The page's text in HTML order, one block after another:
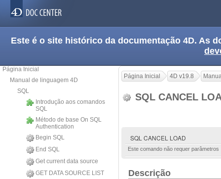
Este é o site histórico da documentação 4D. As
Página Inicial
Manual de linguagem 4D
SQL
Introdução aos comandos
SQL
Método de base On SQL
Authentication
Begin SQL
End SQL
Get current data source
GET DATA SOURCE LIST
Página Inicial 4D v19.8
SQL CANCEL
SQL CANCEL LOAD
Este comando não requer parâmetros
Descrição